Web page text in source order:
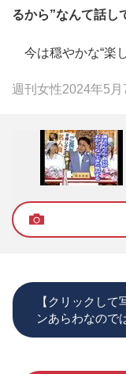
るから”なんて話し
今は穏やかな“楽
週刊女性2024年5
【クリックし
ンあらわなので